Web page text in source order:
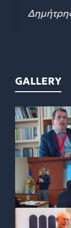
GALLERY